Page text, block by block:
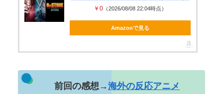
左翼市民団体、広島では通用せず「人殺しの汚い足
で広島の土を踏むな！」→広島県民「...
Powered by livedoor 相互RSS
￥0 （2026/08/08 22:04時点）
Amazonで見る
前回の感想→海外の反応アニメ